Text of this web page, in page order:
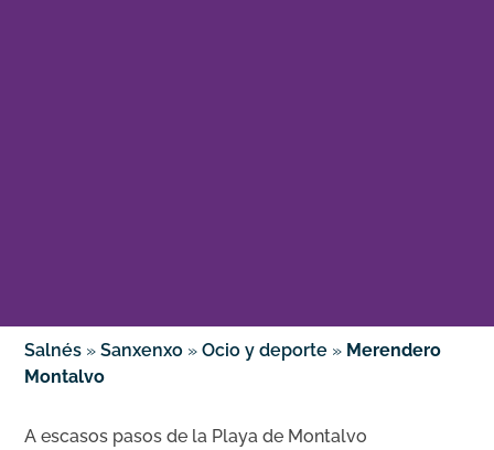
Salnés »Sanxenxo »Ocio y deporte » Merendero
Montalvo
A escasos pasos de la Playa de Montalvo